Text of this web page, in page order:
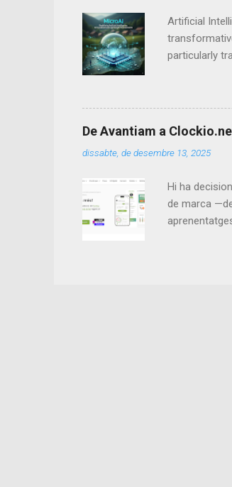
Artificial
particularly
reasoning.
powerful
. Unlike
De Avantiam a
dissabte, de desembre 13, 2025
Hi ha
de marca
Web i